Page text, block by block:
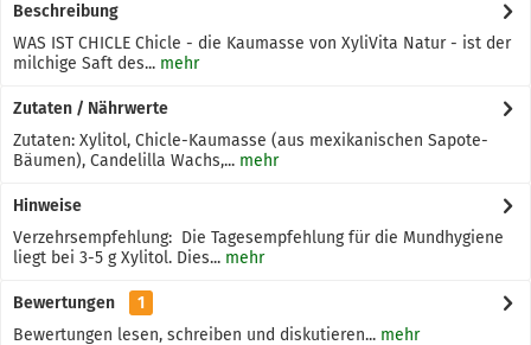
Beschreibung
WAS IST CHICLE Chicle - die Kaumasse von XyliVita Natur - ist der
milchige Saft des... mehr
Zutaten / Nährwerte
Zutaten: Xylitol, Chicle-Kaumasse (aus mexikanischen Sapote-
Bäumen), Candelilla Wachs,... mehr
Hinweise
Verzehrsempfehlung: Die Tagesempfehlung für die Mundhygiene
liegt bei 3-5 g Xylitol. Dies... mehr
Bewertungen
1
Bewertungen lesen, schreiben und diskutieren... mehr